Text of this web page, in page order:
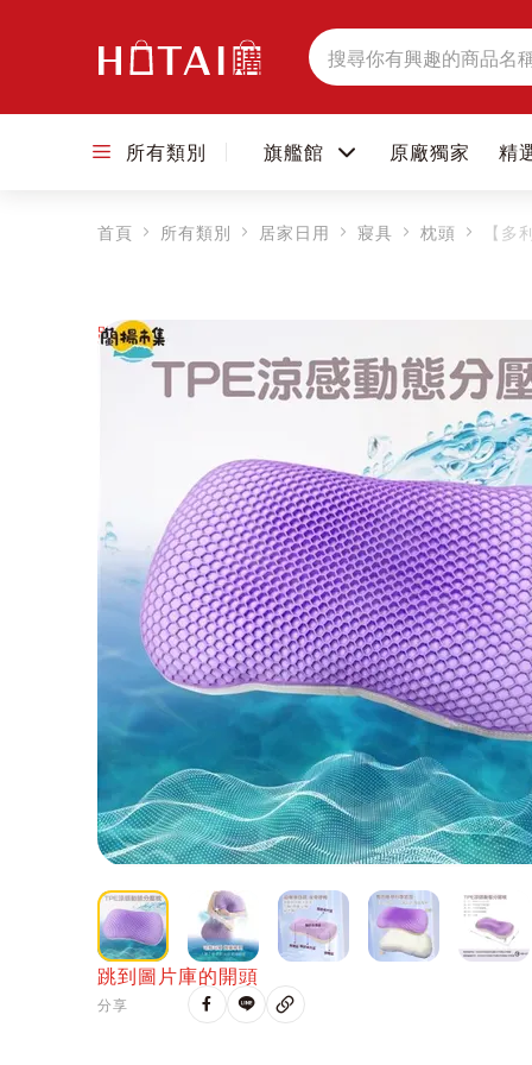
搜
尋
所有類別 旗艦館 原廠獨家 精
首頁 所有類別 居家日用 寢具 枕頭 【
跳到圖片庫的末尾
跳到圖片庫的開頭
分享